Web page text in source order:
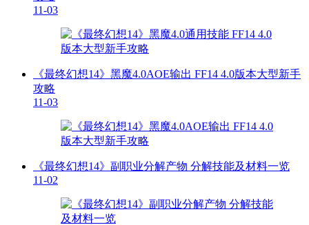
11-03
《最终幻想14》黑魔4.0AOE输出 FF14 4.0版本大型新手
攻略
11-03
《最终幻想14》副职业分解产物 分解技能及材料一览
11-02